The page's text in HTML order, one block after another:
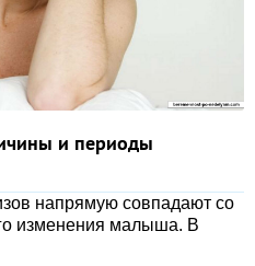
и периоды
напрямую совпадают со
изменения малыша. В